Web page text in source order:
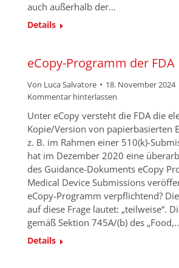
auch außerhalb der…
Details
eCopy-Programm der FDA
Von Luca Salvatore
18. November 2024
Kommentar hinterlassen
Unter eCopy versteht die FDA die
Kopie/Version von papierbasierten
z. B. im Rahmen einer 510(k)-
hat im Dezember 2020 eine
des Guidance-Dokuments eCopy
Medical Device Submissions
eCopy-Programm verpflichtend?
auf diese Frage lautet: „teilweise“.
gemäß Sektion 745A/(b) des
Details